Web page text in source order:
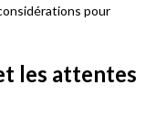
pour
les attentes